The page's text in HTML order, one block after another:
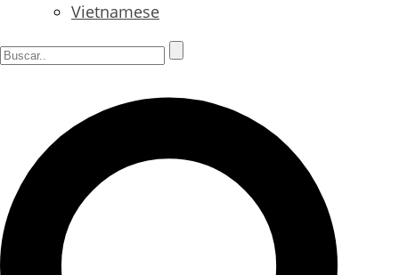
Vietnamese